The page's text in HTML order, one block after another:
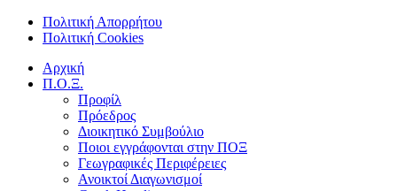
Πολιτική Απορρήτου
Πολιτική Cookies
Αρχική
Π.Ο.Ξ.
Προφίλ
Πρόεδρος
Διοικητικό Συμβούλιο
Ποιοι εγγράφονται στην ΠΟΞ
Γεωγραφικές Περιφέρειες
Ανοικτοί Διαγωνισμoί